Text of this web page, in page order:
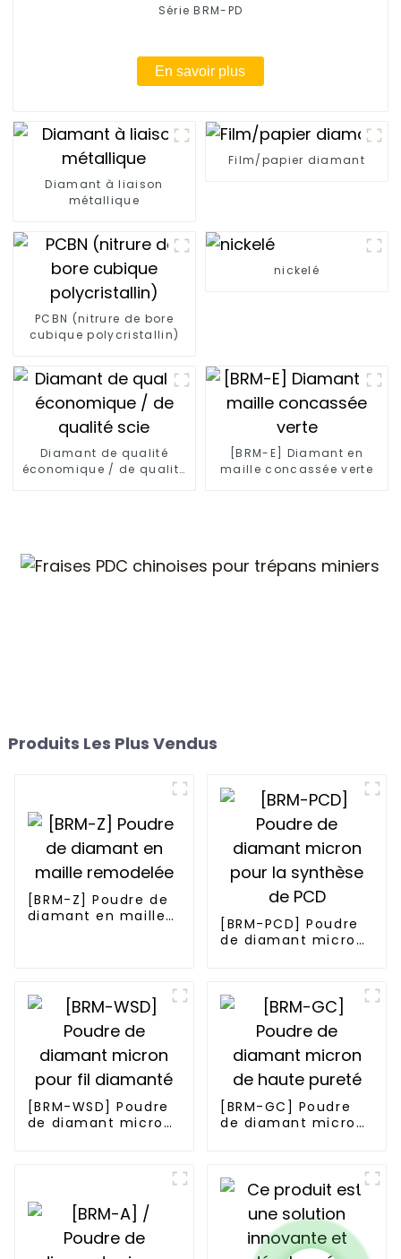
Série BRM-PD
En savoir plus
Diamant à liaison
métallique
Film/papier diamant
PCBN (nitrure de bore
cubique polycristallin)
nickelé
Diamant de qualité
économique / de qualité
[BRM-E] Diamant en
maille concassée verte
Produits Les Plus Vendus
[BRM-Z] Poudre de
diamant en maille
[BRM-PCD] Poudre
de diamant micron
[BRM-WSD] Poudre
de diamant micron
[BRM-GC] Poudre
de diamant micron